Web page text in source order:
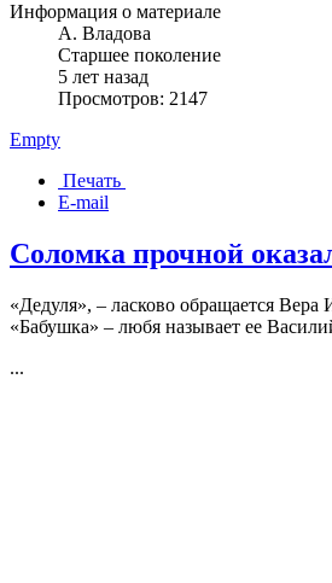
Информация о материале
А. Владова
Старшее поколение
5 лет назад
Просмотров: 2147
Empty
Печать
E-mail
Соломка прочной
«Дедуля», – ласково обращается
«Бабушка» – любя называет ее
...